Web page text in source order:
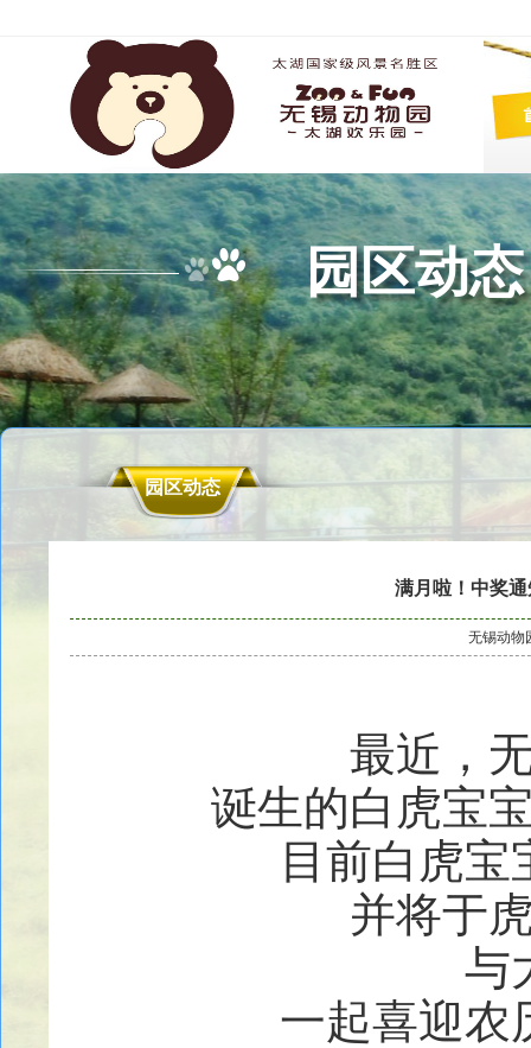
园区动态
园区动态
满月啦！中奖
无锡动物
最近，
诞生的白虎宝
目前白虎
并将于
与
一起喜迎农